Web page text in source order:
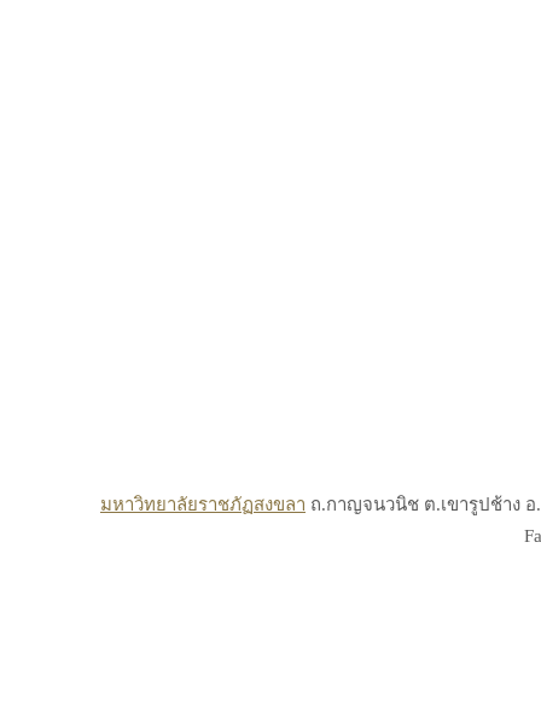
มหาวิทยาลัยราชภัฏสงขลา ถ.กาญจนวนิช ต.เขารูปช้าง อ.